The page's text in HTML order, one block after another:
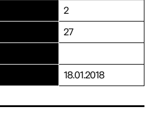
2
27
18.01.2018